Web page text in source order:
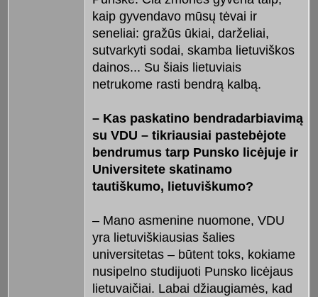
kaip gyvendavo mūsų tėvai ir
seneliai: gražūs ūkiai, darželiai,
sutvarkyti sodai, skamba lietuviškos
dainos... Su šiais lietuviais
netrukome rasti bendrą kalbą.
– Kas paskatino bendradarbiavimą
su VDU – tikriausiai pastebėjote
bendrumus tarp Punsko licėjuje ir
Universitete skatinamo
tautiškumo, lietuviškumo?
– Mano asmenine nuomone, VDU
yra lietuviškiausias šalies
universitetas – būtent toks, kokiame
nusipelno studijuoti Punsko licėjaus
lietuvaičiai. Labai džiaugiamės, kad